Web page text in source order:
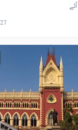
27 ستمبر 2025